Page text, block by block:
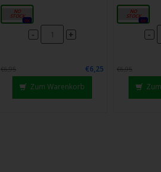
18mg
0x
- +
€6,95
€6,25
Zum Warenkorb
18mg
0x
-
€6,95